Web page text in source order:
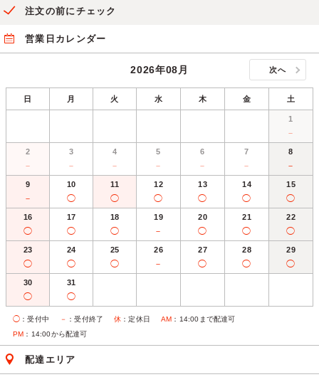
注文の前にチェック
営業日カレンダー
2026年08月 次へ
日 月 火 水 木 金 土
1
－
2
－
3
－
4
－
5
－
6
－
7
－
8
－
9
－
10
◯
11
◯
12
◯
13
◯
14
◯
15
◯
16
◯
17
◯
18
◯
19
－
20
◯
21
◯
22
◯
23
◯
24
◯
25
◯
26
－
27
◯
28
◯
29
◯
30
◯
31
◯
◯ ：受付中 － ：受付終了 休 ：定休日 AM ：14:00まで配達可
PM ：14:00から配達可
配達エリア